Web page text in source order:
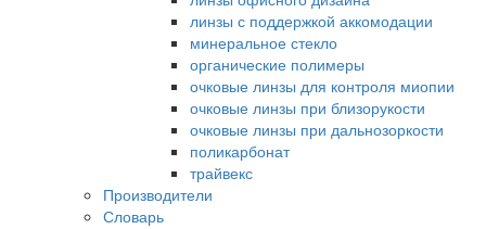
линзы с поддержкой аккомодации
минеральное стекло
органические полимеры
очковые линзы для контроля миопии
очковые линзы при близорукости
очковые линзы при дальнозоркости
поликарбонат
трайвекс
Производители
Словарь